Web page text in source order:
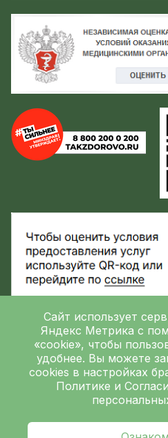
Сайт использует
Яндекс Метрика с
«cookie», чтобы
удобнее. Вы можете
cookies в настройках
Политике и
Политика обработки персональных
Контролирующие организации
Независимая оценка качества
ГБУЗ ЛОКБ © 2026